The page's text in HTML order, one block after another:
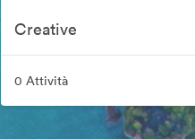
Creative
0 Attività